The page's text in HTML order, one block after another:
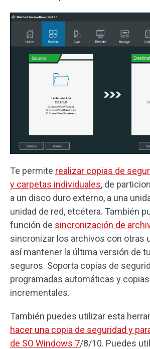
Te permite realizar copias de
y carpetas individuales, de
a un disco duro externo, a una
unidad de red, etcétera. También
función de sincronización de
sincronizar los archivos con otras
así mantener la última versión de
seguros. Soporta copias de
programadas automáticas y
incrementales.
También puedes utilizar esta
hacer una copia de seguridad y
de SO Windows 7/8/10. Puedes